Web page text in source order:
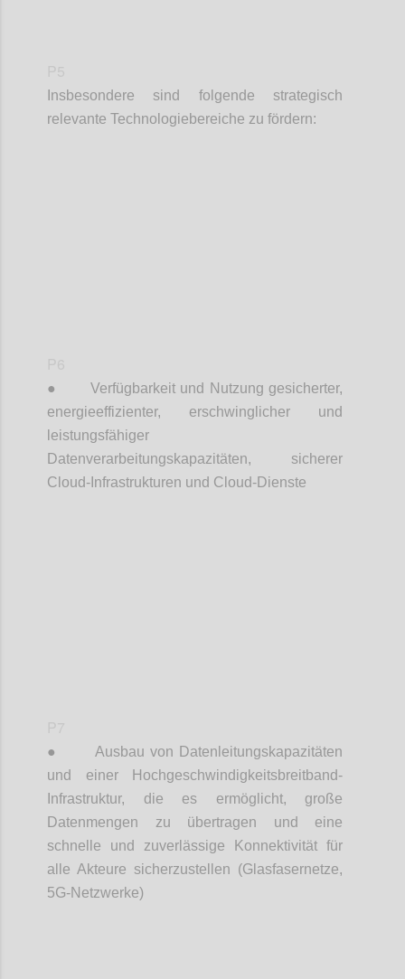
Insbesondere sind folgende strategisch
relevante Technologiebereiche zu fördern:
●
Verfügbarkeit und Nutzung gesicherter,
energieeffizienter, erschwinglicher und
leistungsfähiger
Datenverarbeitungskapazitäten, sicherer
Cloud-Infrastrukturen und Cloud-Dienste
●
Ausbau von Datenleitungskapazitäten
und einer Hochgeschwindigkeitsbreitband-
Infrastruktur, die es ermöglicht, große
Datenmengen zu übertragen und eine
schnelle und zuverlässige Konnektivität für
alle Akteure sicherzustellen (Glasfasernetze,
5G-Netzwerke)